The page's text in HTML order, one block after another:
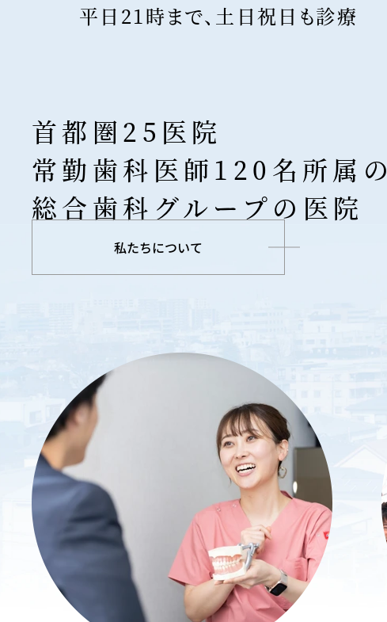
平日21時まで、土日祝日も診療
首都圏25医院
常勤歯科医師120名所属の
総合歯科グループの医院
私たちについて